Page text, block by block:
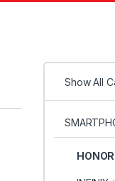
Show All
HONOR